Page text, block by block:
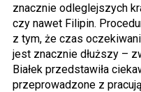
znacznie odleglejszych
czy nawet Filipin.
z tym, że czas
jest znacznie dłuższy –
Białek przedstawiła
przeprowadzone z